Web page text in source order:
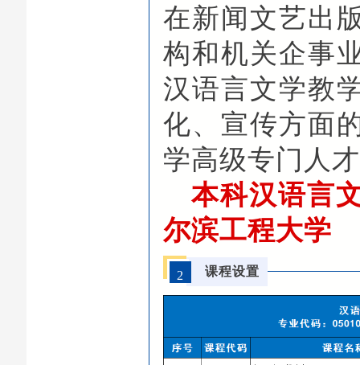
在新闻文艺出
构和机关企事
汉语言文学教
化、宣传方面
学高级专门人
本科汉语言
尔滨工程大学
2 课程设置